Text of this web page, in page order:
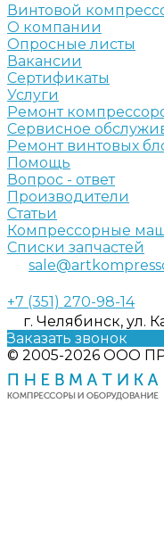
Винтовой
О компании
Опросные листы
Вакансии
Сертификаты
Услуги
Ремонт
Сервисное
Ремонт винтовых
Помощь
Вопрос - ответ
Производители
Статьи
Компрессорные
Списки запчастей
+7 (351) 270-98-14
г. Челябинск, ул.
Заказать звонок
© 2005-2026 ООО